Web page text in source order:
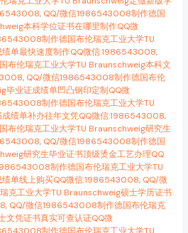
, QQ/微信1986543008制作德国
本科学位证书在哪里制作QQ微
制作德国布伦瑞克工业大学TU
单最快速度制作QQ微信:1986543008,
伦瑞克工业大学TU Braunschweig本科文
, QQ/微信1986543008制作德国布伦
毕业证成绩单凹凸钢印定制QQ微
制作德国布伦瑞克工业大学TU
绩单补办往年文凭QQ微信:1986543008,
伦瑞克工业大学TU Braunschweig研究生
, QQ/微信1986543008制作德国
研究生毕业证书顶级烫金工艺办理QQ
制作德国布伦瑞克工业大学TU
单线上购买QQ微信:1986543008, QQ/微
克工业大学TU Braunschweig硕士学历证书
, QQ/微信1986543008制作德国布伦瑞克
文凭证书真实可查认证QQ微